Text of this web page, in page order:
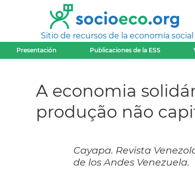
Sitio de recursos de la economía social
Presentación Publicaciones de la ESS
A economia
produção não
Cayapa. Revista
de los Andes Venezuela.